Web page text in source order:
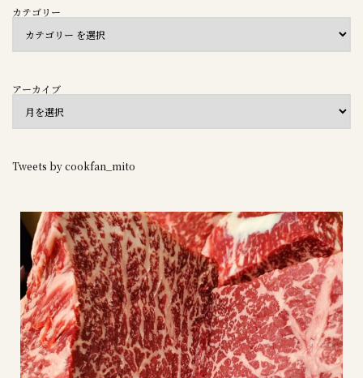
カテゴリー
アーカイブ
Tweets by cookfan_mito